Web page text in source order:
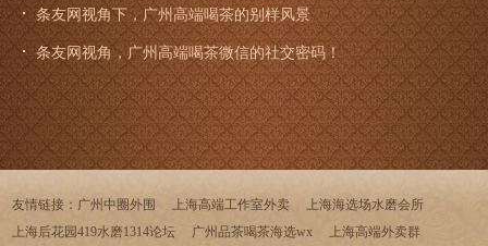
条友网视角下，广州高端喝茶的别样风景
条友网视角，广州高端喝茶微信的社交密码！
友情链接： 广州中圈外围 上海高端工作室外卖
上海海选场水磨会所
上海后花园419水磨1314论坛
广州品茶喝茶海选wx 上海高端外卖群